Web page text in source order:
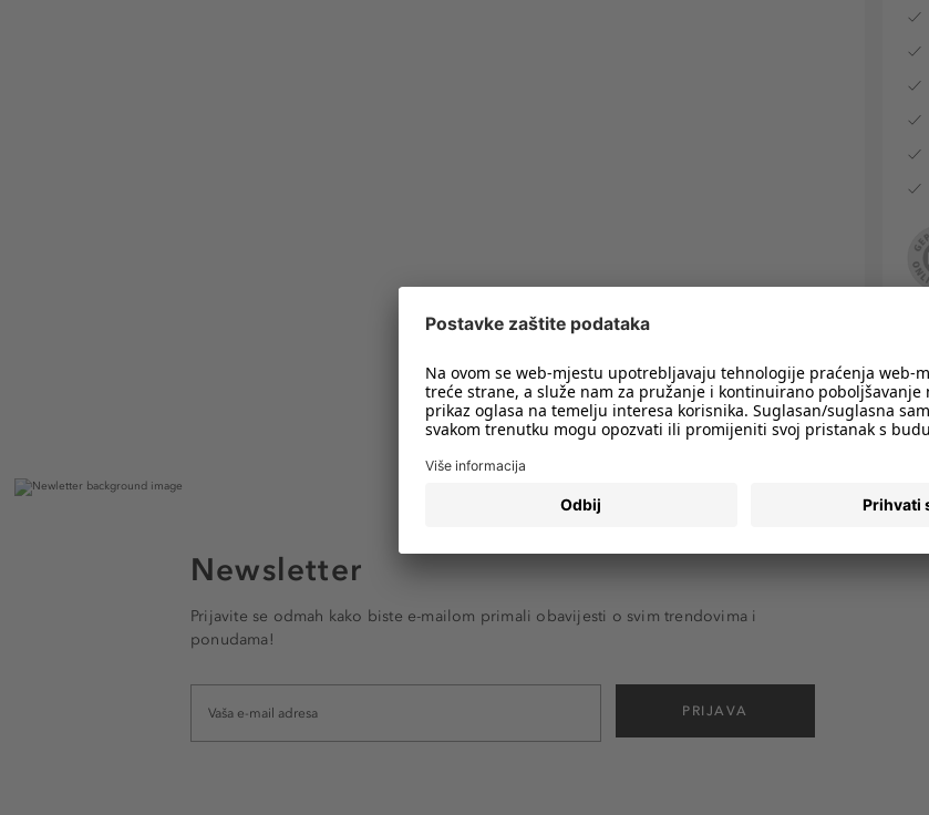
Newsletter
Prijavite se odmah kako biste e-mailom primali obavijesti o svim trendovima i
ponudama!
PRIJAVA